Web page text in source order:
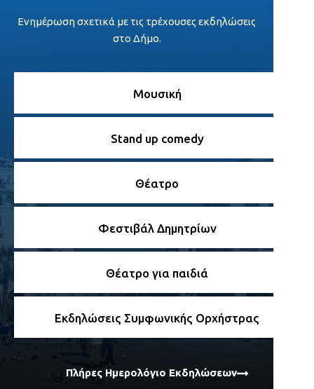
Ενημέρωση σχετικά με τις τρέχουσες εκδηλώσεις
στο Δήμο.
Μουσική
Stand up comedy
Θέατρο
Φεστιβάλ Δημητρίων
Θέατρο για παιδιά
Εκδηλώσεις Συμφωνικής Ορχήστρας
Πλήρες Ημερολόγιο Εκδηλώσεων